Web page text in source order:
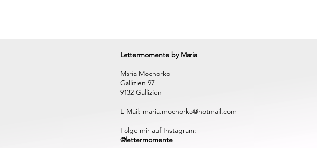
Lettermomente by Maria
Maria Mochorko
Gallizien 97
9132 Gallizien
E-Mail: maria.mochorko@hotmail.com
Folge mir auf Instagram:
@lettermomente